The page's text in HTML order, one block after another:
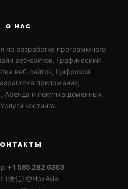
О НАС
по разработке программного
веб-сайтов, Графический
веб-сайтов, Цифровой
приложений,
Аренда и покупка доменных
хостинга.
+1 585 282 6363
(微信) @HoxAsia